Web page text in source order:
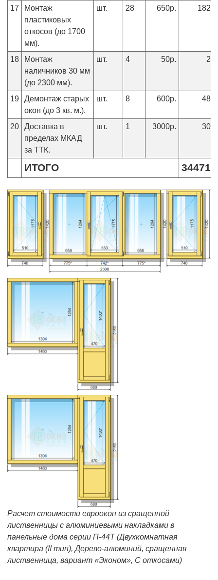
17
Монтаж
пластиковых
откосов (до 1700
мм).
шт. 28 650р.
18
Монтаж
наличников 30 мм
(до 2300 мм).
шт. 4 50р.
19
Демонтаж старых
окон (до 3 кв. м.).
шт. 8 600р.
20
Доставка в
пределах МКАД
за ТТК.
шт. 1 3000р.
ИТОГО
Расчет стоимости евроокон из сращенной
лиственницы с алюминиевыми накладками в
панельные дома серии П-44T (Двухкомнатная
квартира (II тип), Дерево-алюминий, сращенная
лиственница, вариант «Эконом», С откосами)